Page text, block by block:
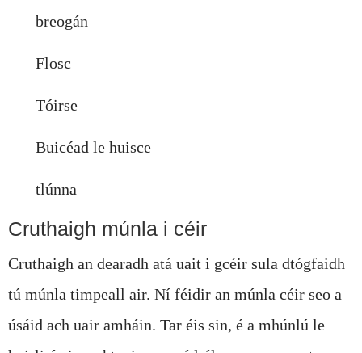
breogán
Flosc
Tóirse
Buicéad le huisce
tlúnna
Cruthaigh múnla i céir
Cruthaigh an dearadh atá uait i gcéir sula dtógfaidh
tú múnla timpeall air. Ní féidir an múnla céir seo a
úsáid ach uair amháin. Tar éis sin, é a mhúnlú le